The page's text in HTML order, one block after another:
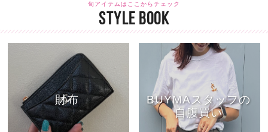
旬アイテムはここからチェック
STYLE BOOK
財布
BUYMAスタッフの
自腹買い